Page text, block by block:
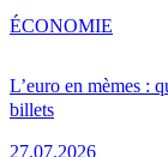
L’euro en mèmes :
billets
27.07.2026
ÉCONOMIE